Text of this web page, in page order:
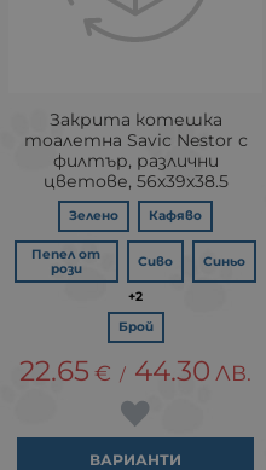
Закрита котешка
тоалетна Savic Nestor с
филтър, различни
цветове, 56х39х38.5
Зелено Кафяво
Пепел от
рози
Сиво Синьо
+2
Брой
22.65 € / 44.30 ЛВ.
ВАРИАНТИ